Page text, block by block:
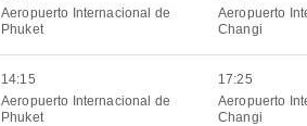
Aeropuerto Internacional de
Phuket
Aeropuerto
Changi
14:15
Aeropuerto Internacional de
Phuket
17:25
Aeropuerto
Changi